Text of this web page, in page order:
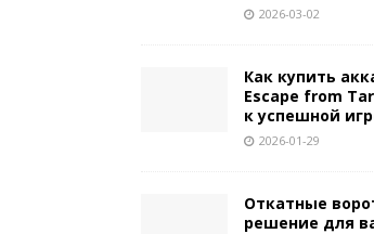
2026-03-02
Как купить
Escape from
к успешной
2026-01-29
Откатные
решение для